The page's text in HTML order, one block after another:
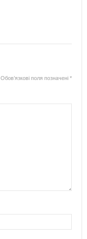
Обов’язкові поля позначені *